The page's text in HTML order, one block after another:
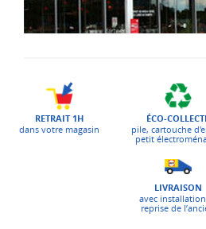
RETRAIT 1H
dans votre magasin
ÉCO-
pile, cartouche
petit
LIVRAISON
avec
reprise de